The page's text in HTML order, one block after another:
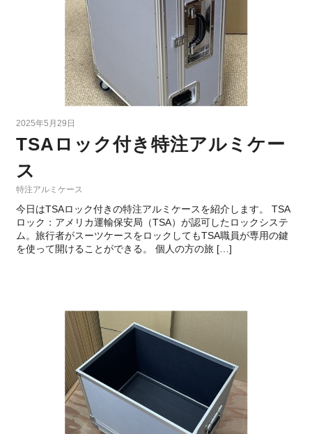
2025年5月29日
TSAロック付き特注アルミケー
ス
特注アルミケース
今日はTSAロック付きの特注アルミケースを紹介します。 TSA
ロック：アメリカ運輸保安局（TSA）が認可したロックシステ
ム。旅行者がスーツケースをロックしてもTSA職員が専用の鍵
を使って開けることができる。 個人の方の旅 […]